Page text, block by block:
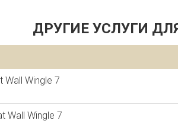
ДРУГИЕ УСЛУГИ ДЛЯ
Wall Wingle 7
Wall Wingle 7